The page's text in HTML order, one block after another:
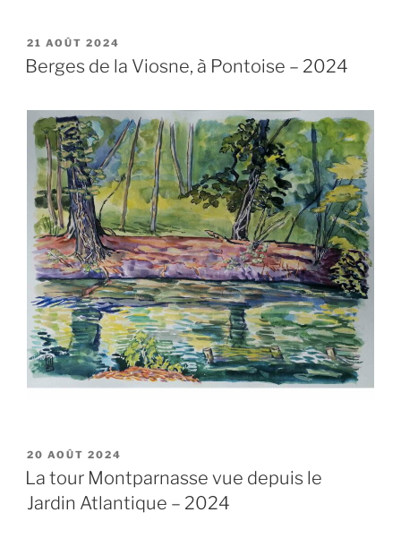
PUBLIÉ
LE
21 AOÛT 2024
Berges de la Viosne, à Pontoise – 2024
PUBLIÉ
LE
20 AOÛT 2024
La tour Montparnasse vue depuis le
Jardin Atlantique – 2024